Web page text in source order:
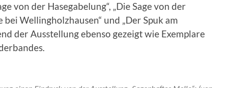
von der Hasegabelung“, „Die Sage von der
bei Wellingholzhausen“ und „Der Spuk am
der Ausstellung ebenso gezeigt wie Exemplare